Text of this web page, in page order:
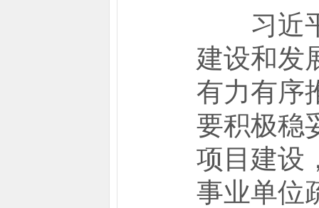
习近平
建设和发
有力有序
要积极稳
项目建设
事业单位